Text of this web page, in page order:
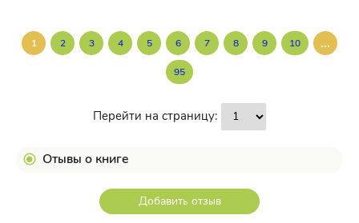
1 2 3 4 5 6 7 8 9 10 ...
95
Перейти на страницу:
Отывы о книге
Добавить отзыв